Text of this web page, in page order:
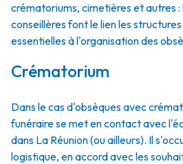
crématoriums, cimetières et autres :
conseillères font le lien les
essentielles à l'organisation des
Crématorium
Dans le cas d'obsèques avec
funéraire se met en contact avec
dans La Réunion (ou ailleurs). Il
logistique, en accord avec les